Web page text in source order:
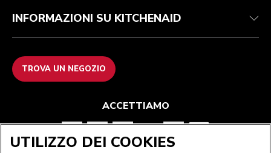
INFORMAZIONI SU KITCHENAID
TROVA UN NEGOZIO
ACCETTIAMO
UTILIZZO DEI COOKIES